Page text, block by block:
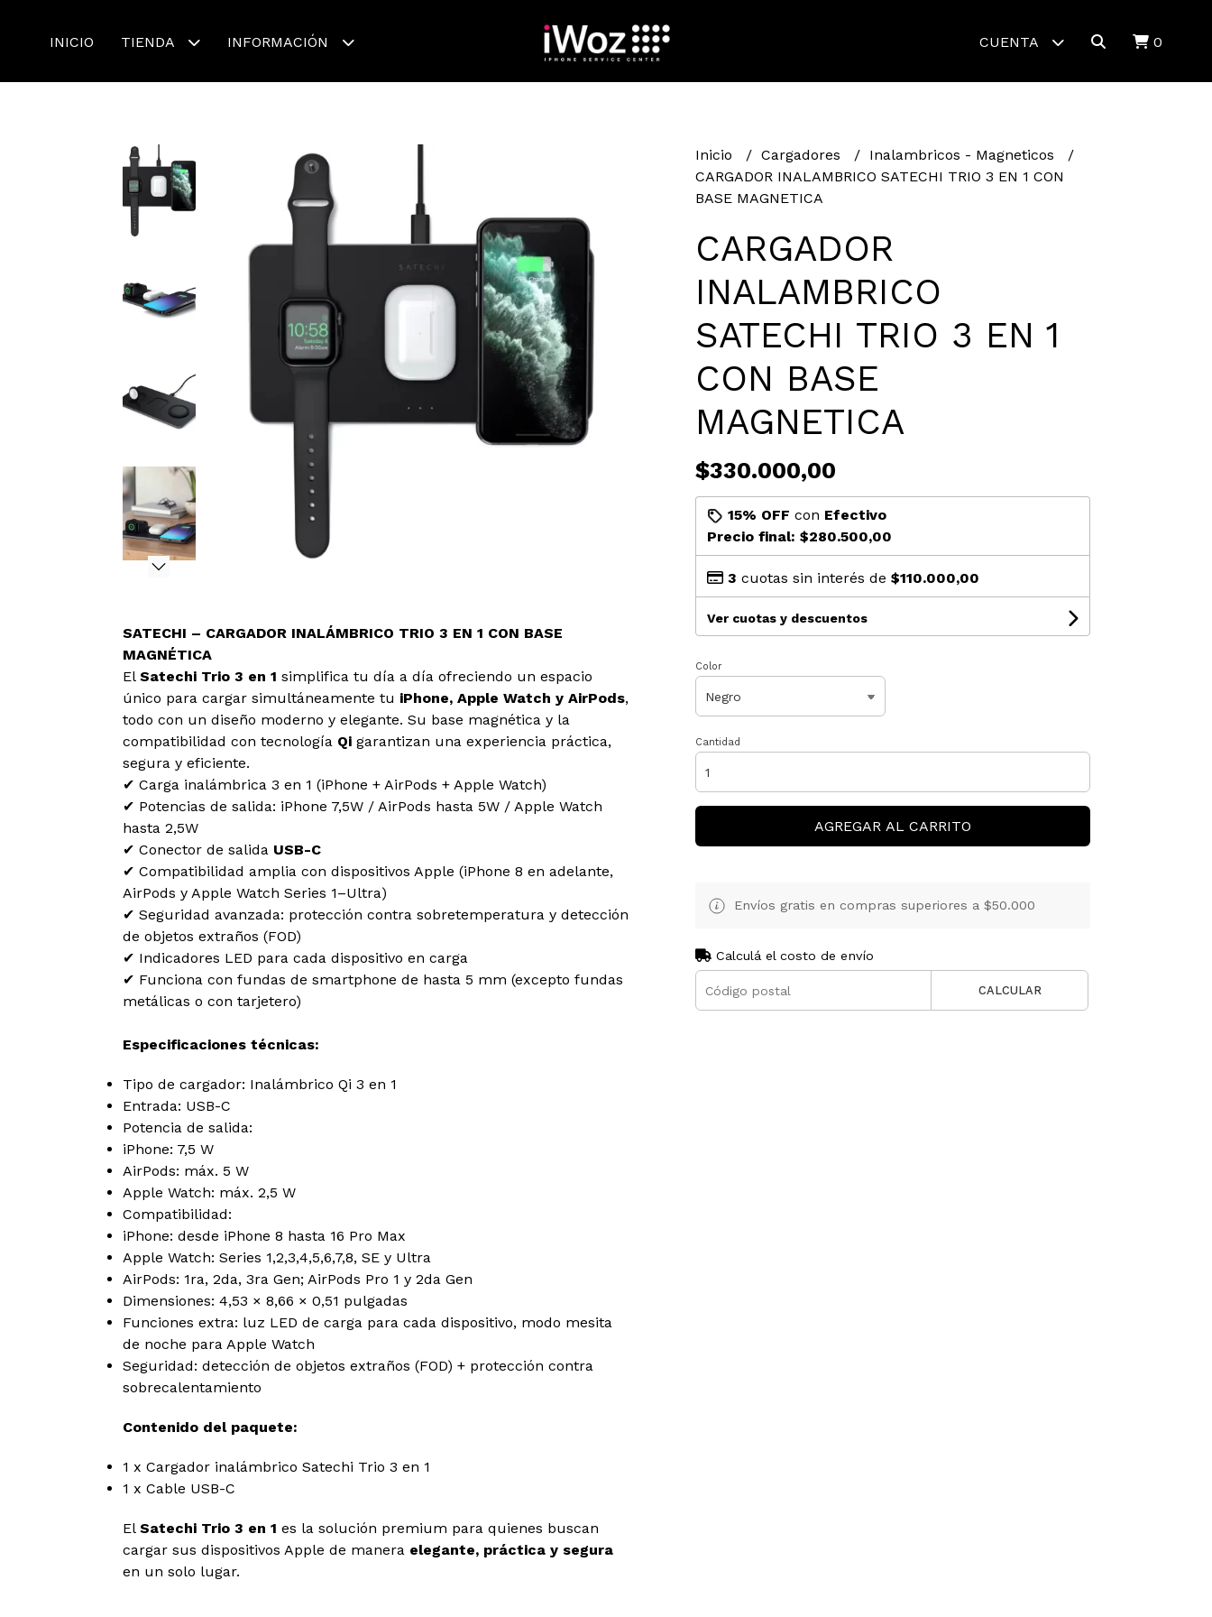
INICIO TIENDA INFORMACIÓN CUENTA 0
SATECHI – CARGADOR INALÁMBRICO TRIO 3 EN 1 CON BASE
MAGNÉTICA
El Satechi Trio 3 en 1 simplifica tu día a día ofreciendo un espacio
único para cargar simultáneamente tu iPhone, Apple Watch y AirPods,
todo con un diseño moderno y elegante. Su base magnética y la
compatibilidad con tecnología Qigarantizan una experiencia práctica,
segura y eficiente.
✔ Carga inalámbrica 3 en 1 (iPhone + AirPods + Apple Watch)
✔ Potencias de salida: iPhone 7,5W / AirPods hasta 5W / Apple Watch
hasta 2,5W
✔ Conector de salida USB-C
✔ Compatibilidad amplia con dispositivos Apple (iPhone 8 en adelante,
AirPods y Apple Watch Series 1–Ultra)
✔ Seguridad avanzada: protección contra sobretemperatura y detección
de objetos extraños (FOD)
✔ Indicadores LED para cada dispositivo en carga
✔ Funciona con fundas de smartphone de hasta 5 mm (excepto fundas
metálicas o con tarjetero)
Especificaciones técnicas:
Tipo de cargador: Inalámbrico Qi 3 en 1
Entrada: USB-C
Potencia de salida:
iPhone: 7,5 W
AirPods: máx. 5 W
Apple Watch: máx. 2,5 W
Compatibilidad:
iPhone: desde iPhone 8 hasta 16 Pro Max
Apple Watch: Series 1,2,3,4,5,6,7,8, SE y Ultra
AirPods: 1ra, 2da, 3ra Gen; AirPods Pro 1 y 2da Gen
Dimensiones: 4,53 × 8,66 × 0,51 pulgadas
Funciones extra: luz LED de carga para cada dispositivo, modo mesita
de noche para Apple Watch
Seguridad: detección de objetos extraños (FOD) + protección contra
sobrecalentamiento
Contenido del paquete:
1 x Cargador inalámbrico Satechi Trio 3 en 1
1 x Cable USB-C
El Satechi Trio 3 en 1 es la solución premium para quienes buscan
cargar sus dispositivos Apple de manera elegante, práctica y segura
en un solo lugar.
Inicio Cargadores
Inalambricos - Magneticos
CARGADOR INALAMBRICO SATECHI TRIO 3 EN 1 CON
BASE MAGNETICA
CARGADOR
INALAMBRICO
SATECHI TRIO 3 EN 1
CON BASE
MAGNETICA
$330.000,00
15% OFF con Efectivo
Precio final: $280.500,00
3 cuotas sin interés de $110.000,00
Ver cuotas y descuentos
Color
Cantidad
AGREGAR AL CARRITO
Envíos gratis en compras superiores a $50.000
Calculá el costo de envío
CALCULAR